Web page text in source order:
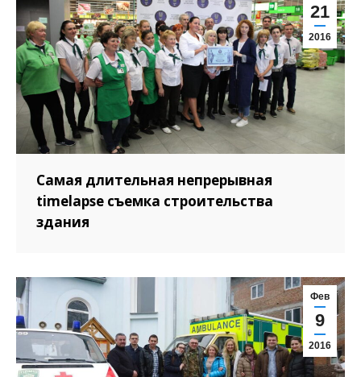
21
2016
Самая длительная непрерывная
timelapse съемка строительства
здания
Фев
9
2016